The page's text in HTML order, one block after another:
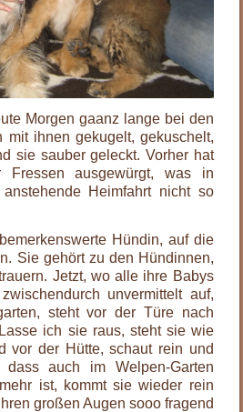
Morgen gaanz lange bei den
mit ihnen gekugelt, gekuschelt,
sie sauber geleckt. Vorher hat
ausgewürgt, was in
Heimfahrt nicht so
Hündin, auf die
Sie gehört zu den Hündinnen,
Jetzt, wo alle ihre Babys
unvermittelt auf,
steht vor der Türe nach
ich sie raus, steht sie wie
vor der Hütte, schaut rein und
auch im Welpen-Garten
ist, kommt sie wieder rein
großen Augen sooo fragend